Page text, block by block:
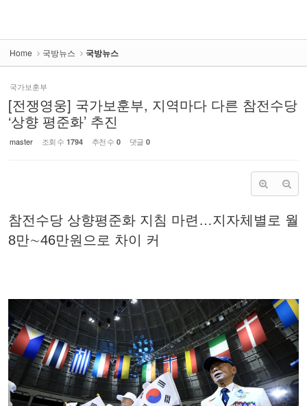
Home 국방뉴스 국방뉴스
국가보훈부
[전쟁영웅] 국가보훈부, 지역마다 다른 참전수당
‘상향 평준화’ 추진
master 조회 수 1794 추천 수 0 댓글 0
참전수당 상향평준화 지침 마련…지자체별로 월
8만∼46만원으로 차이 커